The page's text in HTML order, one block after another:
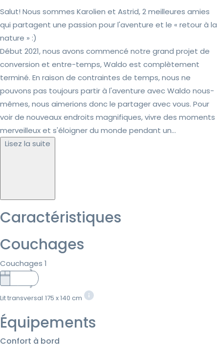
Salut! Nous sommes Karolien et Astrid, 2 meilleures amies
qui partagent une passion pour l'aventure et le « retour à la
nature » :)
Début 2021, nous avons commencé notre grand projet de
conversion et entre-temps, Waldo est complètement
terminé. En raison de contraintes de temps, nous ne
pouvons pas toujours partir à l'aventure avec Waldo nous-
mêmes, nous aimerions donc le partager avec vous. Pour
voir de nouveaux endroits magnifiques, vivre des moments
merveilleux et s'éloigner du monde pendant un...
Lisez la suite
Caractéristiques
Couchages
Couchages 1
Lit transversal 175 x 140 cm
Équipements
Confort à bord